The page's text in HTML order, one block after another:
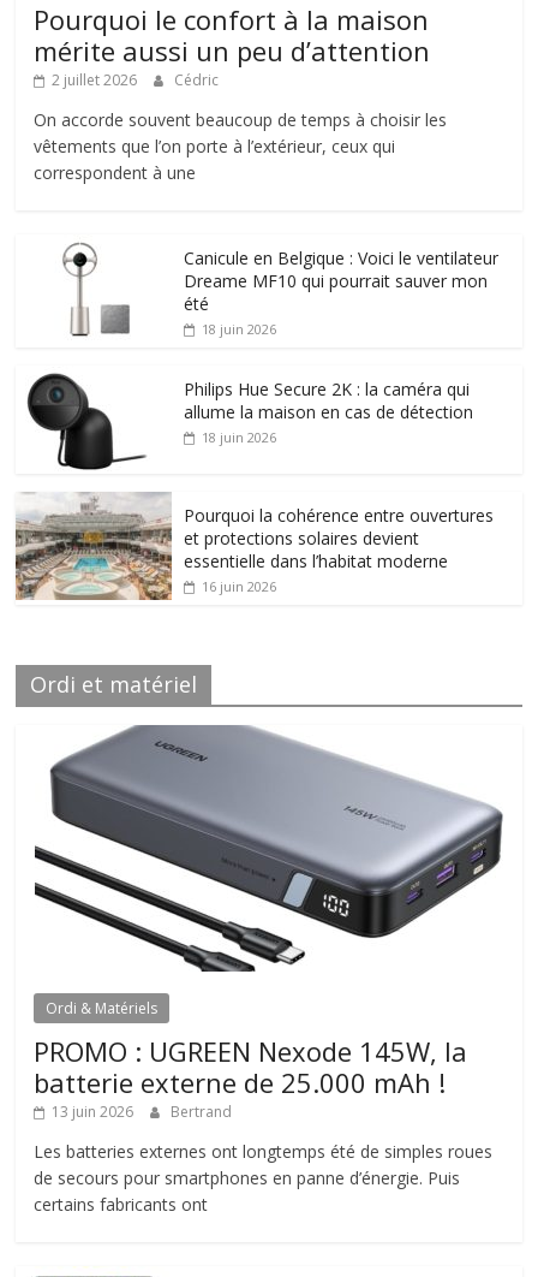
Pourquoi le confort à la maison
mérite aussi un peu d’attention
2 juillet 2026 Cédric
On accorde souvent beaucoup de temps à choisir les
vêtements que l’on porte à l’extérieur, ceux qui
correspondent à une
Canicule en Belgique : Voici le ventilateur
Dreame MF10 qui pourrait sauver mon
été
18 juin 2026
Philips Hue Secure 2K : la caméra qui
allume la maison en cas de détection
18 juin 2026
Pourquoi la cohérence entre ouvertures
et protections solaires devient
essentielle dans l’habitat moderne
16 juin 2026
Ordi et matériel
Ordi & Matériels
PROMO : UGREEN Nexode 145W, la
batterie externe de 25.000 mAh !
13 juin 2026 Bertrand
Les batteries externes ont longtemps été de simples roues
de secours pour smartphones en panne d’énergie. Puis
certains fabricants ont